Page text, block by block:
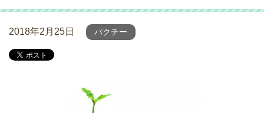
2018年2月25日 パクチー